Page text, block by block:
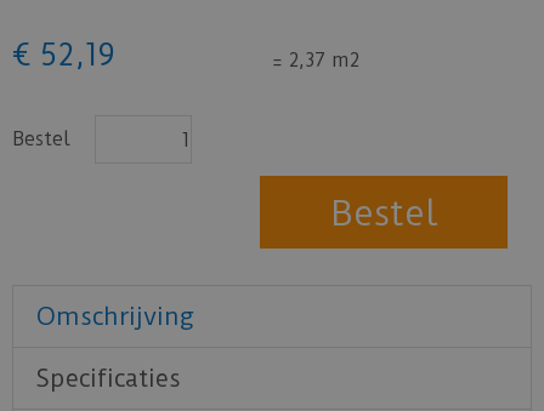
€ 52 ,19 = 2,37 m2
Bestel
Omschrijving
Specificaties